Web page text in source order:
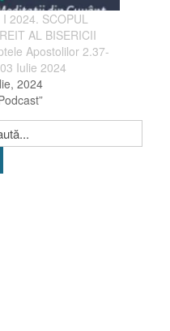
I 2024. SCOPUL
AL BISERICII
Apostolilor 2.37-
Iulie 2024
2024